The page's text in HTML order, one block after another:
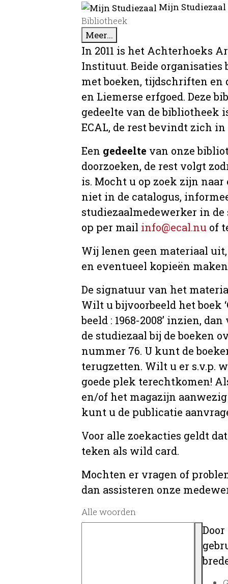
Mijn
Bibliotheek
Meer...
In 2011 is het Achterhoeks
Instituut. Beide organisaties
met boeken, tijdschriften
en Liemerse erfgoed. Deze
gedeelte van de bibliotheek
ECAL, de rest bevindt zich
Een gedeelte van onze
doorzoeken, de rest volgt
is. Mocht u op zoek zijn
niet in de catalogus,
studiezaalmedewerker in
op per mail info@ecal.nu of
Wij lenen geen materiaal
en eventueel kopieën
De signatuur van het
Wilt u bijvoorbeeld het boek
beeld : 1968-2008’ inzien,
de studiezaal bij de boeken
nummer 76. U kunt de
terugzetten. Wilt u er s.v.p.
goede plek terechtkomen!
en/of het magazijn
kunt u de publicatie
Voor alle zoekacties geldt
teken als wild card.
Mochten er vragen of
dan assisteren onze
Alle woorden